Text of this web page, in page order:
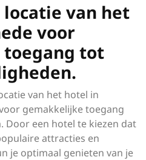
van het
voor
tot
van het hotel in
gemakkelijke toegang
Door een hotel te kiezen dat
attracties en
je optimaal genieten van je